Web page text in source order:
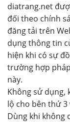
diatrang.net
đối theo chính
đăng tải trên
dụng thông tin
hiện khi có sự
trường hợp
này.
Không sử dụng,
lộ cho bên thứ 3
Dùng khi không